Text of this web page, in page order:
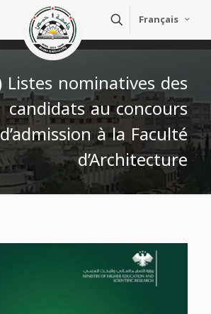
Français
nominatives des
candidats au concours
d’admission à la Faculté
d’Architecture